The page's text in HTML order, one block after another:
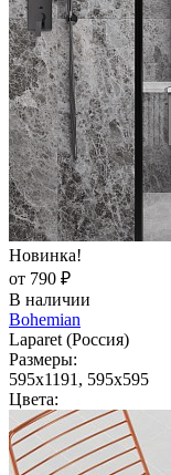
Новинка!
от 790 ₽
В наличии
Bohemian
Laparet (Россия)
Размеры:
595x1191, 595x595
Цвета: